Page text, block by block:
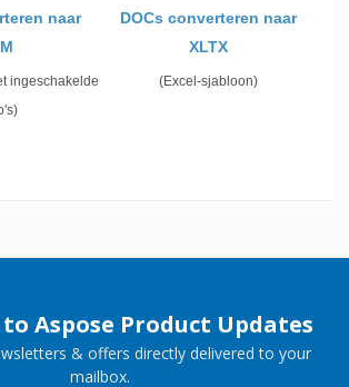
naar
ingeschakelde
DOCs converteren naar
XLTX
(Excel-sjabloon)
Aspose Product Updates
& offers directly delivered to your
mailbox.